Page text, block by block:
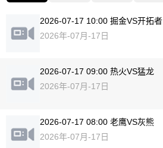
2026-07-17 10:00 掘金VS开拓者
2026年-07月-17日
2026-07-17 09:00 热火VS猛龙
2026年-07月-17日
2026-07-17 08:00 老鹰VS灰熊
2026年-07月-17日